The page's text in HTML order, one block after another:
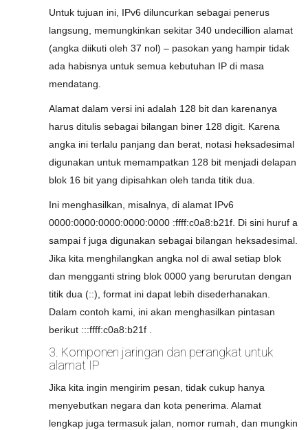
Untuk tujuan ini, IPv6 diluncurkan sebagai penerus
langsung, memungkinkan sekitar 340 undecillion alamat
(angka diikuti oleh 37 nol) – pasokan yang hampir tidak
ada habisnya untuk semua kebutuhan IP di masa
mendatang.
Alamat dalam versi ini adalah 128 bit dan karenanya
harus ditulis sebagai bilangan biner 128 digit. Karena
angka ini terlalu panjang dan berat, notasi heksadesimal
digunakan untuk memampatkan 128 bit menjadi delapan
blok 16 bit yang dipisahkan oleh tanda titik dua.
Ini menghasilkan, misalnya, di alamat IPv6
0000:0000:0000:0000:0000 :ffff:c0a8:b21f. Di sini huruf a
sampai f juga digunakan sebagai bilangan heksadesimal.
Jika kita menghilangkan angka nol di awal setiap blok
dan mengganti string blok 0000 yang berurutan dengan
titik dua (::), format ini dapat lebih disederhanakan.
Dalam contoh kami, ini akan menghasilkan pintasan
berikut :::ffff:c0a8:b21f .
3. Komponen jaringan dan perangkat untuk
alamat IP
Jika kita ingin mengirim pesan, tidak cukup hanya
menyebutkan negara dan kota penerima. Alamat
lengkap juga termasuk jalan, nomor rumah, dan mungkin